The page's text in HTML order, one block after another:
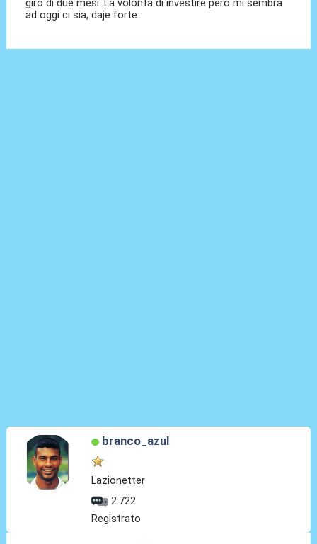
giro di due mesi. La volontà di investire però mi sembra
ad oggi ci sia, daje forte
branco_azul
Lazionetter
2.722
Registrato